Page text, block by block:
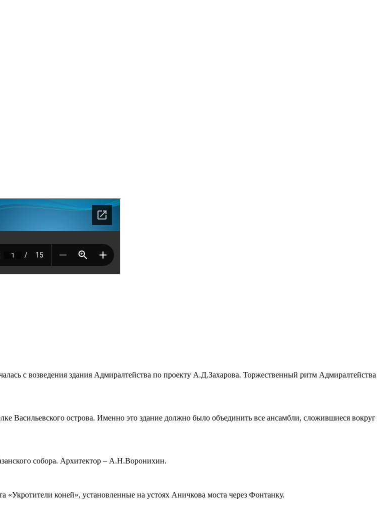
с возведения здания Адмиралтейства по проекту А.Д.Захарова. Торжественный ритм Адмиралтейства
Васильевского острова. Именно это здание должно было объединить все ансамбли, сложившиеся вокруг
собора. Архитектор – А.Н.Воронихин.
коней», установленные на устоях Аничкова моста через Фонтанку.